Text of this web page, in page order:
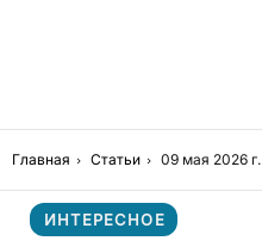
Главная Статьи 09 мая 2026 г.
ИНТЕРЕСНОЕ